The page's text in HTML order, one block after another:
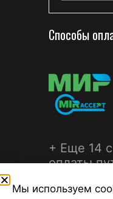
Способы
+ Еще 14
оплаты
Мы используем